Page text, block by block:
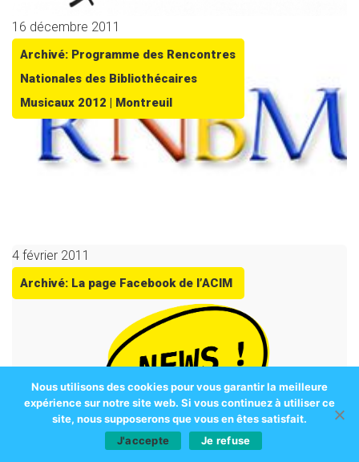
16 décembre 2011
Archivé: Programme des Rencontres
Nationales des Bibliothécaires
Musicaux 2012 | Montreuil
4 février 2011
Archivé: La page Facebook de l’ACIM
Nous utilisons des cookies pour vous garantir la meilleure
expérience sur notre site web. Si vous continuez à utiliser ce
site, nous supposerons que vous en êtes satisfait.
J'accepte
Je refuse